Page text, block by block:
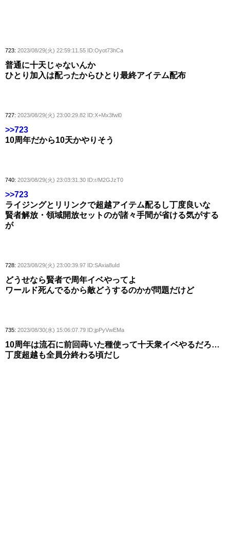
723: 2023/08/29(火) 22:59:11.55 ID:Oyot73hCa
普通に十天じゃないんか
ひとり加入は配ったからひとり最終アイテム配布
727: 2023/08/29(火) 23:00:29.82 ID:X+Mx3fwl0
>>723
10周年だから10天かやりそう
740: 2023/08/29(火) 23:03:31.30 ID:r/M2GJzT0
>>723
ライジングとリリンクで超越アイテム配るし丁度良いな
賢者解放・領域開放セットのが諸々手間が省ける気がする
が
728: 2023/08/29(火) 23:00:39.97 ID:SAxia8uId
どうせなら賢者で周年イベやってよ
ワールド死んでるから敵どうするのかが問題だけど
735: 2023/08/30(水) 15:06:07.79 ID:jpPyVwEMa
10周年は流石に前回蒔いた種使って十天衆イベやるだろ…
丁度超越も全員分終わる頃だし